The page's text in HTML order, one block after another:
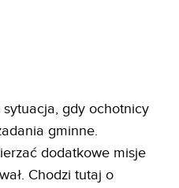
gdy ochotnicy
gminne.
dodatkowe misje
Chodzi tutaj o